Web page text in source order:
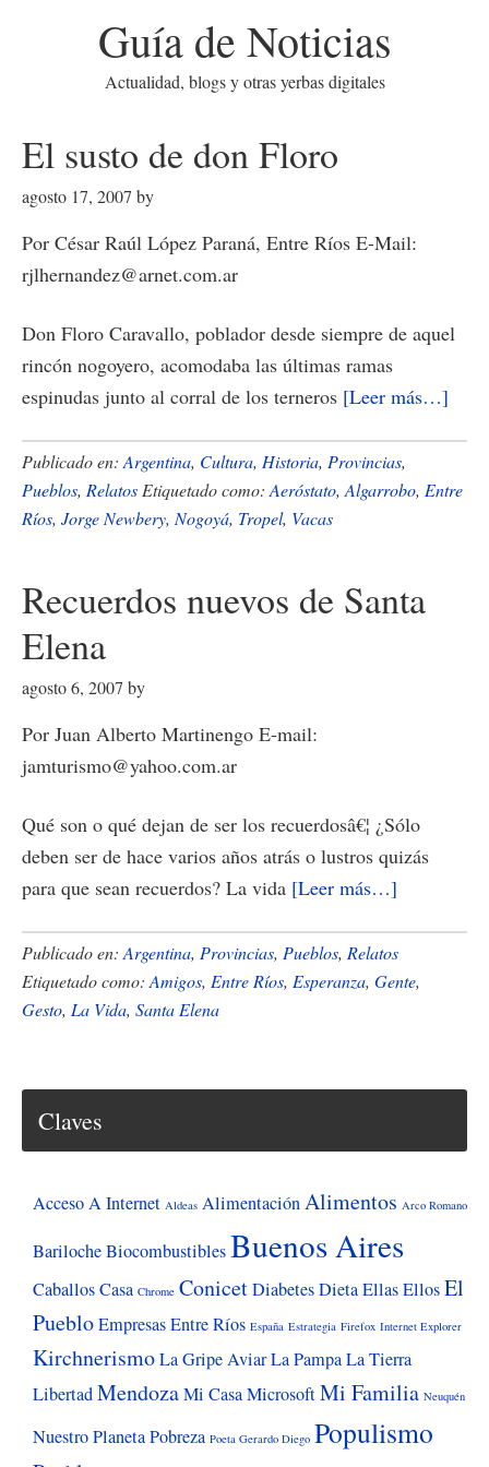
Guía de Noticias
Actualidad, blogs y otras yerbas digitales
El susto de don Floro
agosto 17, 2007 by
Por César Raúl López Paraná, Entre Ríos E-Mail:
rjlhernandez@arnet.com.ar
Don Floro Caravallo, poblador desde siempre de aquel
rincón nogoyero, acomodaba las últimas ramas
espinudas junto al corral de los terneros [Leer más…]
susto
Publicado en: Argentina, Cultura, Historia, Provincias,
Pueblos, Relatos Etiquetado como: Aeróstato, Algarrobo, Entre
Ríos, Jorge Newbery, Nogoyá, Tropel, Vacas
Recuerdos nuevos de Santa
Elena
agosto 6, 2007 by
Por Juan Alberto Martinengo E-mail:
jamturismo@yahoo.com.ar
Qué son o qué dejan de ser los recuerdosâ€¦ ¿Sólo
deben ser de hace varios años atrás o lustros quizás
para que sean recuerdos? La vida [Leer más…]
Recuerdos
nuevos
Publicado en: Argentina, Provincias, Pueblos, Relatos
Etiquetado como: Amigos, Entre Ríos, Esperanza, Gente,
Gesto, La Vida, Santa Elena
Claves
Acceso A Internet Aldeas AlimentaciónAlimentos Arco Romano
BarilocheBiocombustiblesBuenos Aires
CaballosCasa Chrome ConicetDiabetesDietaEllasEllosEl
PuebloEmpresasEntre Ríos España Estrategia Firefox Internet Explorer
KirchnerismoLa Gripe AviarLa PampaLa Tierra
LibertadMendozaMi CasaMicrosoftMi Familia Neuquén
Nuestro PlanetaPobreza Poeta Gerardo Diego Populismo